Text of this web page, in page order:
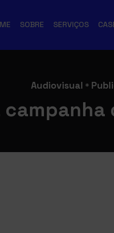
SOBRE SERVIÇOS
Audiovisual *